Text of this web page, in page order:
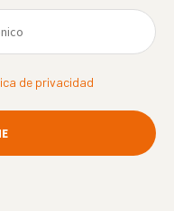
de privacidad